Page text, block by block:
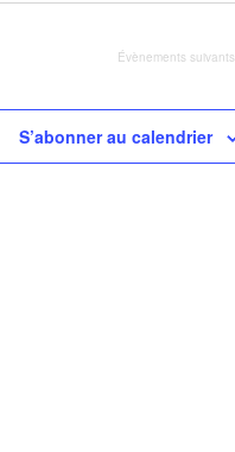
Évènements suivants
S’abonner au calendrier